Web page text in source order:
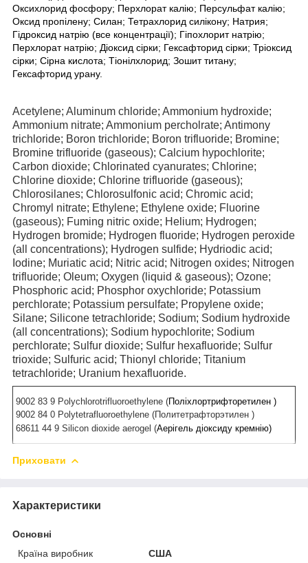
Оксихлорид фосфору; Перхлорат калію; Персульфат калію;
Оксид пропілену; Силан; Тетрахлорид силікону; Натрия;
Гідроксид натрію (все концентрації); Гіпохлорит натрію;
Перхлорат натрію; Діоксид сірки; Гексафторид сірки; Тріоксид
сірки; Сірна кислота; Тіонілхлорид; Зошит титану;
Гексафторид урану.
Acetylene; Aluminum chloride; Ammonium hydroxide;
Ammonium nitrate; Ammonium percholrate; Antimony
trichloride; Boron trichloride; Boron trifluoride; Bromine;
Bromine trifluoride (gaseous); Calcium hypochlorite;
Carbon dioxide; Chlorinated cyanurates; Chlorine;
Chlorine dioxide; Chlorine trifluoride (gaseous);
Chlorosilanes; Chlorosulfonic acid; Chromic acid;
Chromyl nitrate; Ethylene; Ethylene oxide; Fluorine
(gaseous); Fuming nitric oxide; Helium; Hydrogen;
Hydrogen bromide; Hydrogen fluoride; Hydrogen peroxide
(all concentrations); Hydrogen sulfide; Hydriodic acid;
Iodine; Muriatic acid; Nitric acid; Nitrogen oxides; Nitrogen
trifluoride; Oleum; Oxygen (liquid & gaseous); Ozone;
Phosphoric acid; Phosphor oxychloride; Potassium
perchlorate; Potassium persulfate; Propylene oxide;
Silane; Silicone tetrachloride; Sodium; Sodium hydroxide
(all concentrations); Sodium hypochlorite; Sodium
perchlorate; Sulfur dioxide; Sulfur hexafluoride; Sulfur
trioxide; Sulfuric acid; Thionyl chloride; Titanium
tetrachloride; Uranium hexafluoride.
9002 83 9 Polychlorotrifluoroethylene (Поліхлортрифторетилен )
9002 84 0 Polytetrafluoroethylene (Политетрафторэтилен )
68611 44 9 Silicon dioxide aerogel (Аерігель діоксиду кремнію)
Приховати
Характеристики
Основні
Країна виробник
США